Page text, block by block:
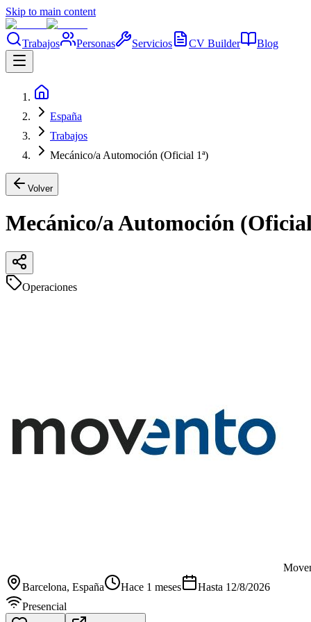
Skip to main content
Trabajos Personas Servicios CV Builder Blog
España
Trabajos
Mecánico/a Automoción (Oficial 1ª)
Volver
Mecánico/a Automoción
Operaciones
Barcelona, España Hace 1 meses Hasta 12/8/2026
Presencial